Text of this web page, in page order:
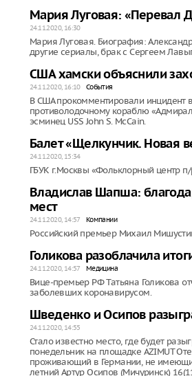
Мария Луговая: «Перевал
24.11.2020, 16:30
Мария Луговая. Биография:
другие сериалы, брак с Сергеем
США хамски объяснили
24.11.2020, 16:10 События
В США прокомментировали инцидент
противолодочному кораблю
эсминец USS John S. McCain.
Балет «Щелкунчик. Новая
24.11.2020, 15:34
ГБУК г.Москвы «Фольклорный центр
Владислав Шапша:
мест
24.11.2020, 14:57 Компании
Российский премьер Михаил
Голикова разоблачила
24.11.2020, 14:57 Медицина
Вице-премьер РФ Татьяна Голикова
заболевших коронавирусом.
Шведенко и Осипов
24.11.2020, 14:55
Стало известно место, где будет
понедельник на площадке AZIMUT
проживающий в Германии, не
летний Артур Осипов (Мичуринск)